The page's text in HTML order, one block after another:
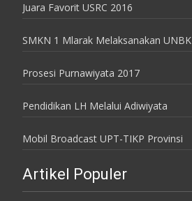
Juara Favorit USRC 2016
SMKN 1 Mlarak Melaksanakan UNBK
Prosesi Purnawiyata 2017
Pendidikan LH Melalui Adiwiyata
Mobil Broadcast UPT-TIKP Provinsi
Artikel Populer